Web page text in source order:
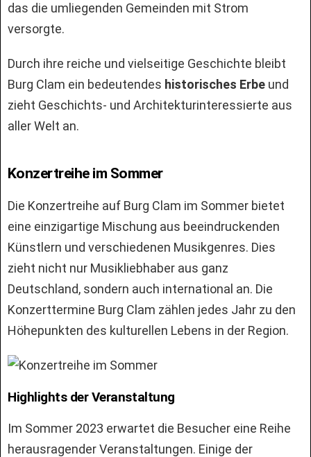
das die umliegenden Gemeinden mit Strom
versorgte.
Durch ihre reiche und vielseitige Geschichte bleibt
Burg Clam ein bedeutendes historisches Erbe und
zieht Geschichts- und Architekturinteressierte aus
aller Welt an.
Konzertreihe im Sommer
Die Konzertreihe auf Burg Clam im Sommer bietet
eine einzigartige Mischung aus beeindruckenden
Künstlern und verschiedenen Musikgenres. Dies
zieht nicht nur Musikliebhaber aus ganz
Deutschland, sondern auch international an. Die
Konzerttermine Burg Clam zählen jedes Jahr zu den
Höhepunkten des kulturellen Lebens in der Region.
Highlights der Veranstaltung
Im Sommer 2023 erwartet die Besucher eine Reihe
herausragender Veranstaltungen. Einige der